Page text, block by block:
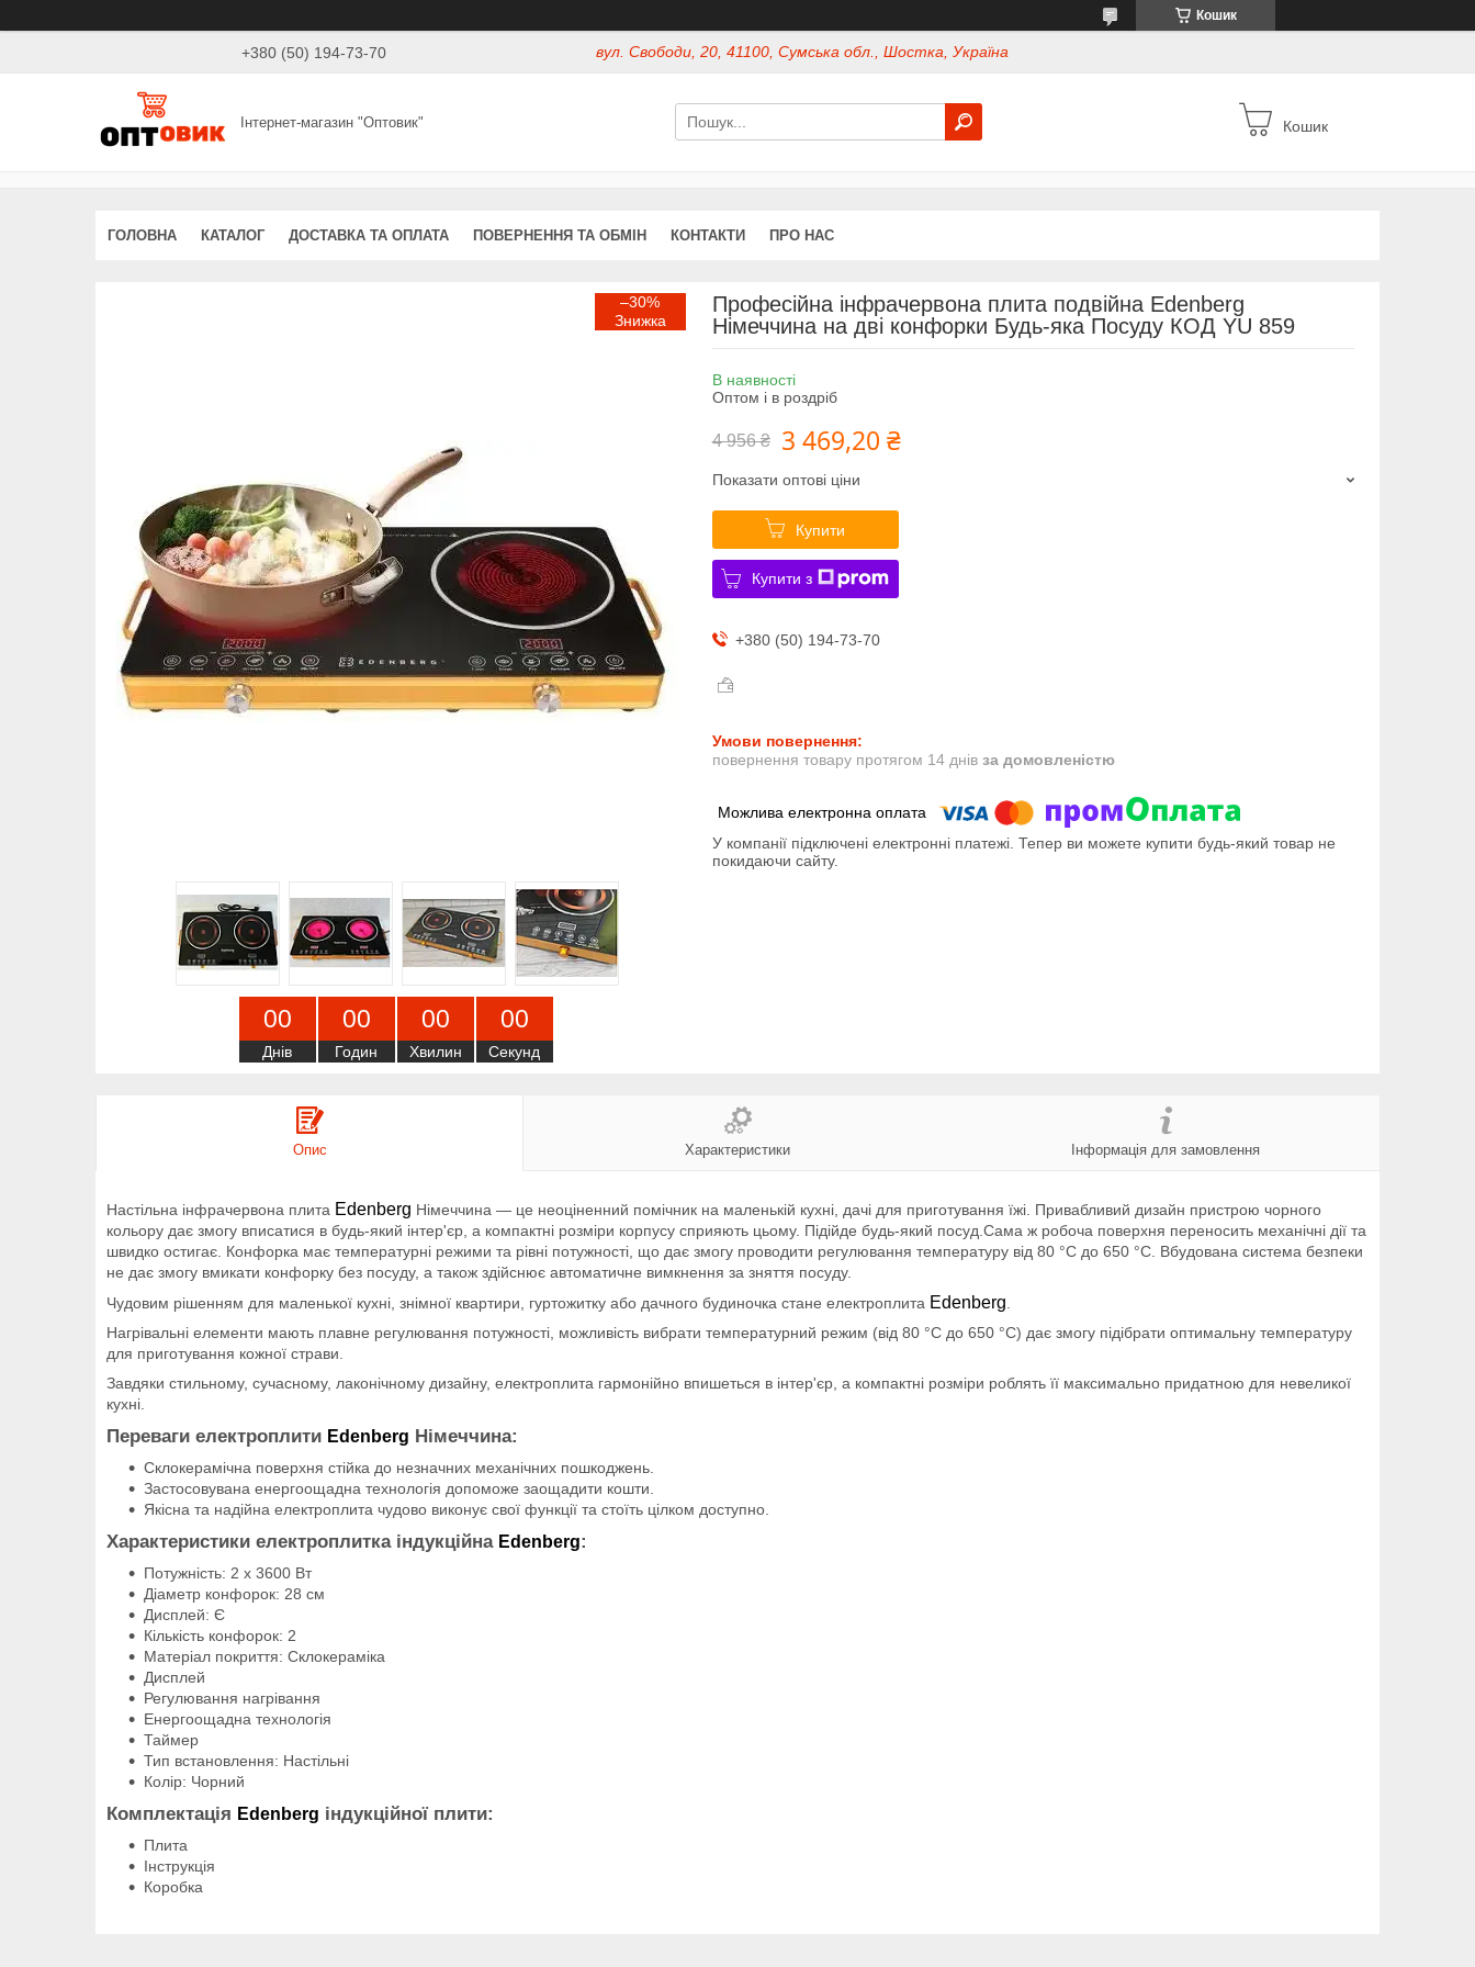
Кошик
+380 (50) 194-73-70 вул. Свободи, 20, 41100, Сумська обл., Шостка, Україна
Інтернет-магазин "Оптовик" Кошик
ГОЛОВНА КАТАЛОГ ДОСТАВКА ТА ОПЛАТА ПОВЕРНЕННЯ ТА ОБМІН КОНТАКТИ ПРО НАС
–30%
00
Днів
00
Годин
00
Хвилин
00
Секунд
Професійна інфрачервона плита подвійна Edenberg
Німеччина на дві конфорки Будь-яка Посуду КОД YU 859
В наявності
Оптом і в роздріб
4 956 ₴ 3 469,20 ₴
Показати оптові ціни
Купити
Купити з
+380 (50) 194-73-70
повернення товару протягом 14 днів за домовленістю
У компанії підключені електронні платежі. Тепер ви можете купити будь-який товар не
покидаючи сайту.
Опис Характеристики Інформація для замовлення
Настільна інфрачервона плита Edenberg Німеччина — це неоціненний помічник на маленькій кухні, дачі для приготування їжі. Привабливий дизайн пристрою чорного
кольору дає змогу вписатися в будь-який інтер'єр, а компактні розміри корпусу сприяють цьому. Підійде будь-який посуд.Сама ж робоча поверхня переносить механічні дії та
швидко остигає. Конфорка має температурні режими та рівні потужності, що дає змогу проводити регулювання температуру від 80 °C до 650 °C. Вбудована система безпеки
не дає змогу вмикати конфорку без посуду, а також здійснює автоматичне вимкнення за зняття посуду.
Чудовим рішенням для маленької кухні, знімної квартири, гуртожитку або дачного будиночка стане електроплита Edenberg
Нагрівальні елементи мають плавне регулювання потужності, можливість вибрати температурний режим (від 80 °C до 650 °C) дає змогу підібрати оптимальну температуру
для приготування кожної страви.
Завдяки стильному, сучасному, лаконічному дизайну, електроплита гармонійно впишеться в інтер'єр, а компактні розміри роблять її максимально придатною для невеликої
кухні.
Переваги електроплити Edenberg Німеччина:
Склокерамічна поверхня стійка до незначних механічних пошкоджень.
Застосовувана енергоощадна технологія допоможе заощадити кошти.
Якісна та надійна електроплита чудово виконує свої функції та стоїть цілком доступно.
Характеристики електроплитка індукційна Edenberg:
Потужність: 2 х 3600 Вт
Діаметр конфорок: 28 см
Дисплей: Є
Кількість конфорок: 2
Матеріал покриття: Склокераміка
Дисплей
Регулювання нагрівання
Енергоощадна технологія
Таймер
Тип встановлення: Настільні
Колір: Чорний
Комплектація Edenberg індукційної плити:
Плита
Інструкція
Коробка